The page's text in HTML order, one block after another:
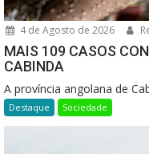
4 de Agosto de 2026
MAIS 109 CASOS
CABINDA
A província angolana de
Destaque Sociedade